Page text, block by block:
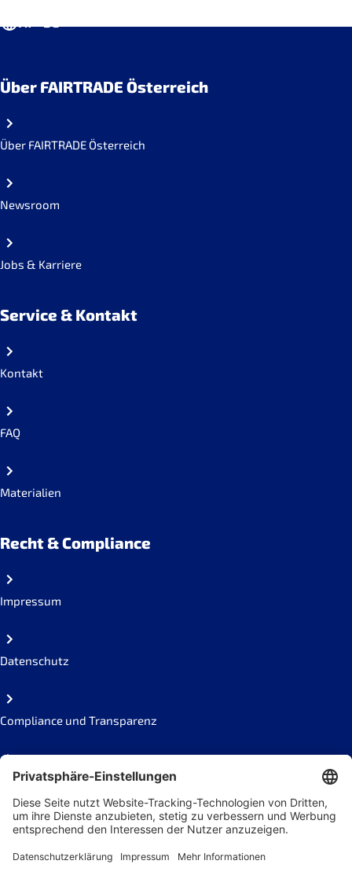
Über FAIRTRADE Österreich
Über FAIRTRADE Österreich
Newsroom
Jobs & Karriere
Service & Kontakt
Kontakt
FAQ
Materialien
Recht & Compliance
Impressum
Datenschutz
Compliance und Transparenz
Missbrauch melden
Social Links